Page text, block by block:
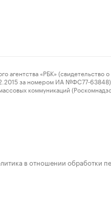
«РБК» (свидетельство о
за номером ИА №ФС77-63848)
коммуникаций
в отношении обработки